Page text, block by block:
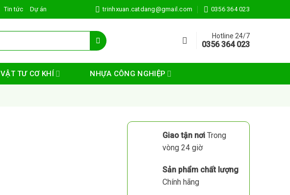
Tin tức Dự án trinhxuan.catdang@gmail.com 0356 364 023
Hotline 24/7
0356 364 023
VẬT TƯ CƠ KHÍ NHỰA CÔNG NGHIỆP
Giao tận nơi Trong
vòng 24 giờ
Sản phẩm chất lượng
Chính hãng